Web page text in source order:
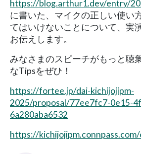
https://blog.arthur1.dev/entry/
に書いた、マイクの正しい使い
てはいけないことについて、実
お伝えします。
みなさまのスピーチがもっと聴
なTipsをぜひ！
https://fortee.jp/dai-kichijojipm-
2025/proposal/77ee7fc7-0e15-
6a280aba6532
https://